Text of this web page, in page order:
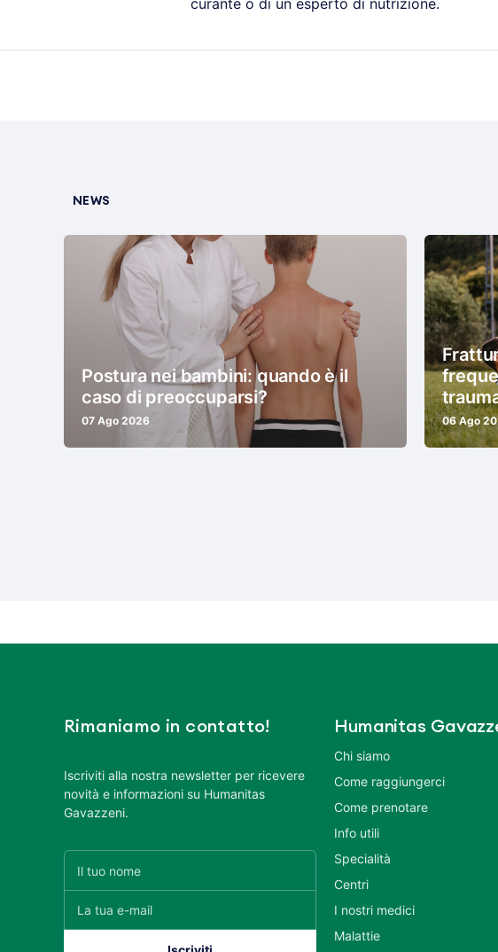
curante o di un esperto di nutrizione.
NEWS
Postura nei bambini: quando è il
caso di preoccuparsi?
07 Ago 2026 06 Ago
Rimaniamo in contatto!
Iscriviti alla nostra newsletter per ricevere
novità e informazioni su Humanitas
Gavazzeni.
Humanitas
Chi siamo
Come raggiungerci
Come prenotare
Info utili
Specialità
Centri
I nostri medici
Malattie